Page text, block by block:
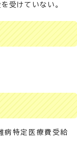
受けていない。
病特定医療費受給